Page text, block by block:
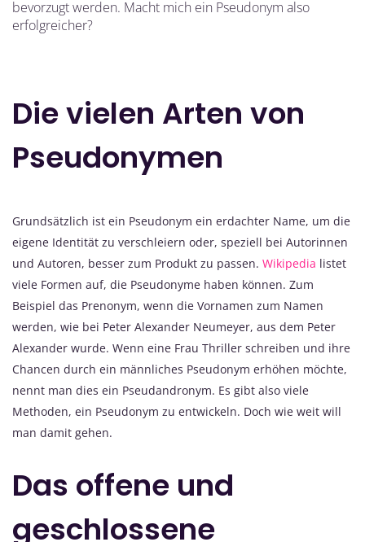
bevorzugt werden. Macht mich ein Pseudonym also
erfolgreicher?
Die vielen Arten von
Pseudonymen
Grundsätzlich ist ein Pseudonym ein erdachter Name, um die
eigene Identität zu verschleiern oder, speziell bei Autorinnen
und Autoren, besser zum Produkt zu passen. Wikipedia listet
viele Formen auf, die Pseudonyme haben können. Zum
Beispiel das Prenonym, wenn die Vornamen zum Namen
werden, wie bei Peter Alexander Neumeyer, aus dem Peter
Alexander wurde. Wenn eine Frau Thriller schreiben und ihre
Chancen durch ein männliches Pseudonym erhöhen möchte,
nennt man dies ein Pseudandronym. Es gibt also viele
Methoden, ein Pseudonym zu entwickeln. Doch wie weit will
man damit gehen.
Das offene und
geschlossene